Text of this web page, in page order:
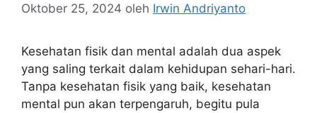
Oktober 25, 2024 oleh Irwin Andriyanto
Kesehatan fisik dan mental adalah dua aspek
yang saling terkait dalam kehidupan sehari-hari.
Tanpa kesehatan fisik yang baik, kesehatan
mental pun akan terpengaruh, begitu pula